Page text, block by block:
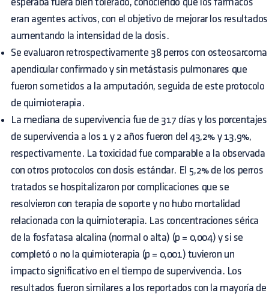
esperaba fuera bien tolerado, conociendo que los fármacos
eran agentes activos, con el objetivo de mejorar los resultados
aumentando la intensidad de la dosis.
Se evaluaron retrospectivamente 38 perros con osteosarcoma
apendicular confirmado y sin metástasis pulmonares que
fueron sometidos a la amputación, seguida de este protocolo
de quimioterapia.
La mediana de supervivencia fue de 317 días y los porcentajes
de supervivencia a los 1 y 2 años fueron del 43,2% y 13,9%,
respectivamente. La toxicidad fue comparable a la observada
con otros protocolos con dosis estándar. El 5,2% de los perros
tratados se hospitalizaron por complicaciones que se
resolvieron con terapia de soporte y no hubo mortalidad
relacionada con la quimioterapia. Las concentraciones sérica
de la fosfatasa alcalina (normal o alta) (p = 0,004) y si se
completó o no la quimioterapia (p = 0,001) tuvieron un
impacto significativo en el tiempo de supervivencia. Los
resultados fueron similares a los reportados con la mayoría de